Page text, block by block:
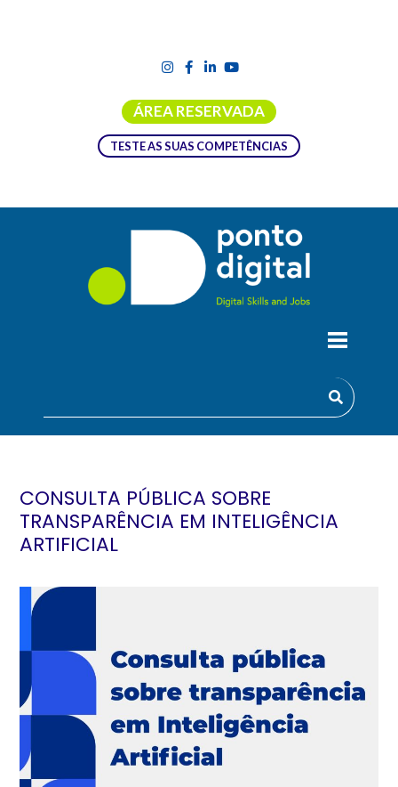
ÁREA RESERVADA
TESTE AS SUAS COMPETÊNCIAS
CONSULTA PÚBLICA SOBRE
TRANSPARÊNCIA EM INTELIGÊNCIA
ARTIFICIAL